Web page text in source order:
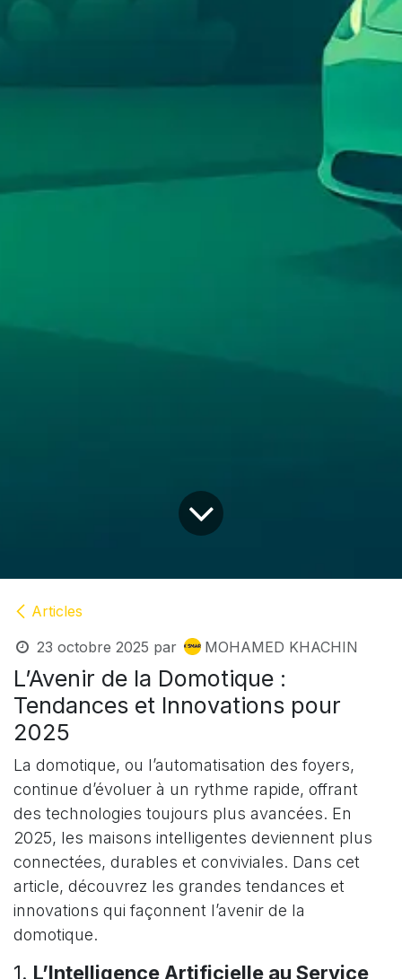
Articles
23 octobre 2025 par MOHAMED KHACHIN
L’Avenir de la Domotique :
Tendances et Innovations pour
2025
La domotique, ou l’automatisation des foyers,
continue d’évoluer à un rythme rapide, offrant
des technologies toujours plus avancées. En
2025, les maisons intelligentes deviennent plus
connectées, durables et conviviales. Dans cet
article, découvrez les grandes tendances et
innovations qui façonnent l’avenir de la
domotique.
1. L’Intelligence Artificielle au Service